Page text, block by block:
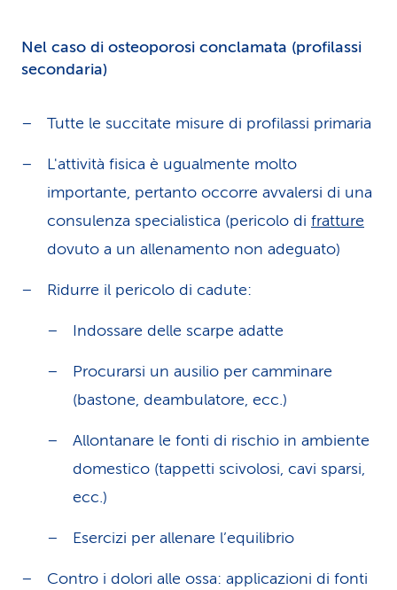
Nel caso di osteoporosi conclamata (profilassi
secondaria)
Tutte le succitate misure di profilassi primaria
L'attività fisica è ugualmente molto
importante, pertanto occorre avvalersi di una
consulenza specialistica (pericolo di fratture
dovuto a un allenamento non adeguato)
Ridurre il pericolo di cadute:
Indossare delle scarpe adatte
Procurarsi un ausilio per camminare
(bastone, deambulatore, ecc.)
Allontanare le fonti di rischio in ambiente
domestico (tappetti scivolosi, cavi sparsi,
ecc.)
Esercizi per allenare l’equilibrio
Contro i dolori alle ossa: applicazioni di fonti